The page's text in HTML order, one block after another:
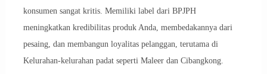
konsumen sangat kritis. Memiliki label dari BPJPH
meningkatkan kredibilitas produk Anda, membedakannya dari
pesaing, dan membangun loyalitas pelanggan, terutama di
Kelurahan-kelurahan padat seperti Maleer dan Cibangkong.